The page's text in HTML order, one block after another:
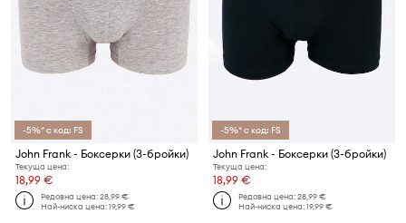
-5%* с код: FS
John Frank - Боксерки (3-бройки)
Текуща цена:
18,99 €
Редовна цена:28,99 €
Най-ниска цена:19,99 €
-5%* с код: FS
John Frank - Боксерки (3-бройки)
Текуща цена:
18,99 €
Редовна цена:28,99 €
Най-ниска цена:19,99 €